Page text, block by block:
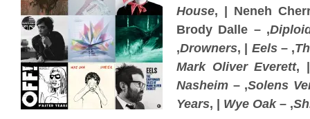
House‚ | Neneh
Brody Dalle – ‚
‚Drowners‚ | Eels– ‚
Mark Oliver Everett‚
Nasheim – ‚Solens
Years‚ | Wye Oak– ‚